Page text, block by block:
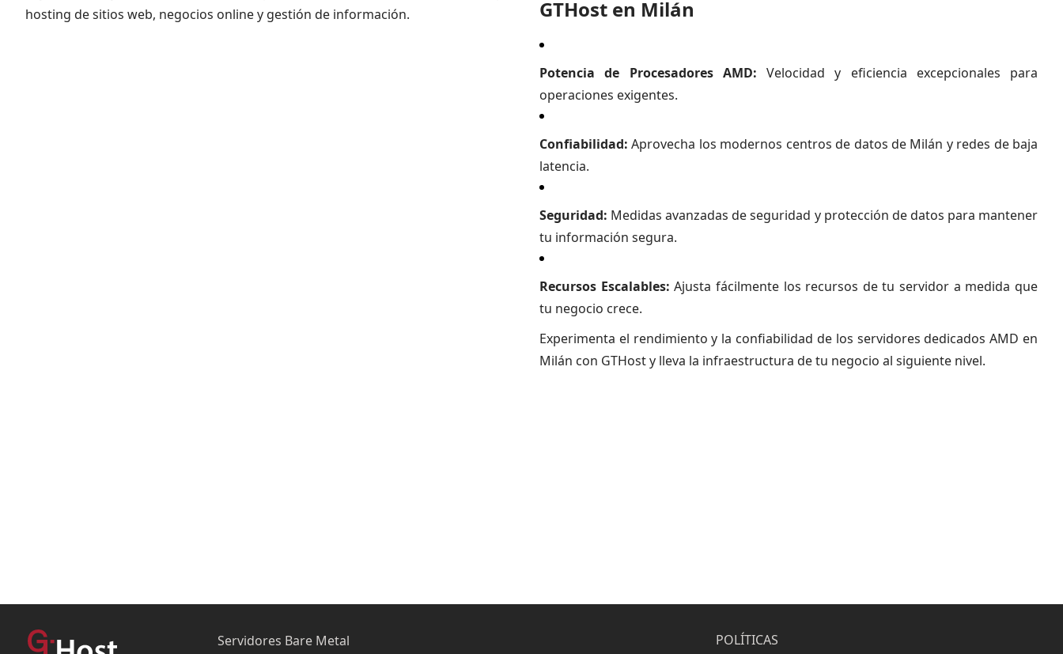
hosting de sitios web, negocios online y gestión de información.
GTHost en Milán
Potencia de Procesadores AMD: Velocidad y eficiencia excepcionales para
operaciones exigentes.
Confiabilidad: Aprovecha los modernos centros de datos de Milán y redes de baja
latencia.
Seguridad: Medidas avanzadas de seguridad y protección de datos para mantener
tu información segura.
Recursos Escalables: Ajusta fácilmente los recursos de tu servidor a medida que
tu negocio crece.
Experimenta el rendimiento y la confiabilidad de los servidores dedicados AMD en
Milán con GTHost y lleva la infraestructura de tu negocio al siguiente nivel.
Servidores Bare Metal
POLÍTICAS